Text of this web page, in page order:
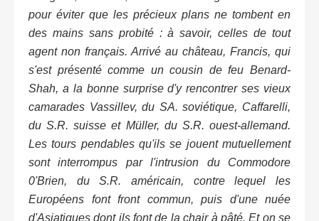
pour éviter que les précieux plans ne tombent en
des mains sans probité : à savoir, celles de tout
agent non français. Arrivé au château, Francis, qui
s'est présenté comme un cousin de feu Benard-
Shah, a la bonne surprise d'y rencontrer ses vieux
camarades Vassillev, du SA. soviétique, Caffarelli,
du S.R. suisse et Müller, du S.R. ouest-allemand.
Les tours pendables qu'ils se jouent mutuellement
sont interrompus par l'intrusion du Commodore
0'Brien, du S.R. américain, contre lequel les
Européens font front commun, puis d'une nuée
d'Asiatiques dont ils font de la chair à pâté. Et on se